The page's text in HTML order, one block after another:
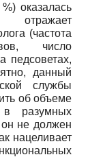
оказалась
отражает
(частота
число
педсоветах,
данный
службы
об объеме
разумных
не должен
нацеливает